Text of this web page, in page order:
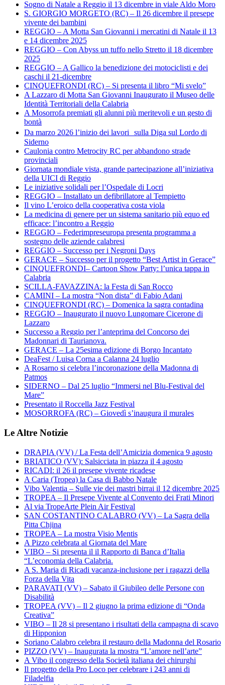
Sogno di Natale a Reggio il 13 dicembre in viale Aldo Moro
S. GIORGIO MORGETO (RC) – Il 26 dicembre il presepe
vivente dei bambini
REGGIO – A Motta San Giovanni i mercatini di Natale il 13
e 14 dicembre 2025
REGGIO – Con Abyss un tuffo nello Stretto il 18 dicembre
2025
REGGIO – A Gallico la benedizione dei motociclisti e dei
caschi il 21-dicembre
CINQUEFRONDI (RC) – Si presenta il libro “Mi svelo”
A Lazzaro di Motta San Giovanni Inaugurato il Museo delle
Identità Territoriali della Calabria
A Mosorrofa premiati gli alunni più meritevoli e un gesto di
bontà
Da marzo 2026 l’inizio dei lavori sulla Diga sul Lordo di
Siderno
Caulonia contro Metrocity RC per abbandono strade
provinciali
Giornata mondiale vista, grande partecipazione all’iniziativa
della UICI di Reggio
Le iniziative solidali per l’Ospedale di Locri
REGGIO – Installato un defibrillatore al Tempietto
Il vino L’eroico della cooperativa costa viola
La medicina di genere per un sistema sanitario più equo ed
efficace: l’incontro a Reggio
REGGIO – Federimpreseuropa presenta programma a
sostegno delle aziende calabresi
REGGIO – Successo per i Negroni Days
GERACE – Successo per il progetto “Best Artist in Gerace”
CINQUEFRONDI– Cartoon Show Party: l’unica tappa in
Calabria
SCILLA-FAVAZZINA: la Festa di San Rocco
CAMINI – La mostra “Non dista” di Fabio Adani
CINQUEFRONDI (RC) – Domenica la sagra contadina
REGGIO – Inaugurato il nuovo Lungomare Cicerone di
Lazzaro
Successo a Reggio per l’anteprima del Concorso dei
Madonnari di Taurianova.
GERACE – La 25esima edizione di Borgo Incantato
DeaFest / Luisa Corna a Calanna 24 luglio
A Rosarno si celebra l’incoronazione della Madonna di
Patmos
SIDERNO – Dal 25 luglio “Immersi nel Blu-Festival del
Mare”
Presentato il Roccella Jazz Festival
MOSORROFA (RC) – Giovedì s’inaugura il murales
Le Altre Notizie
DRAPIA (VV) / La Festa dell’Amicizia domenica 9 agosto
BRIATICO (VV): Salsicciata in piazza il 4 agosto
RICADI: il 26 il presepe vivente ricadese
A Caria (Tropea) la Casa di Babbo Natale
Vibo Valentia – Sulle vie dei mastri birrai il 12 dicembre 2025
TROPEA – Il Presepe Vivente al Convento dei Frati Minori
Al via TropeArte Plein Air Festival
SAN COSTANTINO CALABRO (VV) – La Sagra della
Pitta Chjina
TROPEA – La mostra Visio Mentis
A Pizzo celebrata al Giornata del Mare
VIBO – Si presenta il il Rapporto di Banca d’Italia
“L’economia della Calabria.
A S. Maria di Ricadi vacanza-inclusione per i ragazzi della
Forza della Vita
PARAVATI (VV) – Sabato il Giubileo delle Persone con
Disabilità
TROPEA (VV) – Il 2 giugno la prima edizione di “Onda
Creativa”
VIBO – Il 28 si presentano i risultati della campagna di scavo
di Hipponion
Soriano Calabro celebra il restauro della Madonna del Rosario
PIZZO (VV) – Inaugurata la mostra “L’amore nell’arte”
A Vibo il congresso della Società italiana dei chirurghi
Il progetto della Pro Loco per celebrare i 243 anni di
Filadelfia